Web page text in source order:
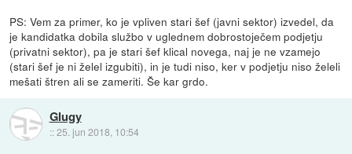
PS: Vem za primer, ko je vpliven stari šef (javni sektor) izvedel, da
je kandidatka dobila službo v uglednem dobrostoječem podjetju
(privatni sektor), pa je stari šef klical novega, naj je ne vzamejo
(stari šef je ni želel izgubiti), in je tudi niso, ker v podjetju niso želeli
mešati štren ali se zameriti. Še kar grdo.
Glugy
::25. jun 2018, 10:54